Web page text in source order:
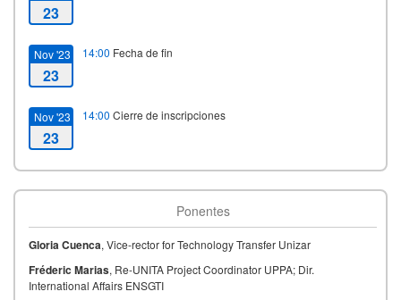
23
Nov '23
23
14:00 Fecha de fin
Nov '23
23
14:00 Cierre de inscripciones
Ponentes
Gloria Cuenca, Vice-rector for Technology Transfer Unizar
Fréderic Marias, Re-UNITA Project Coordinator UPPA; Dir.
International Affairs ENSGTI